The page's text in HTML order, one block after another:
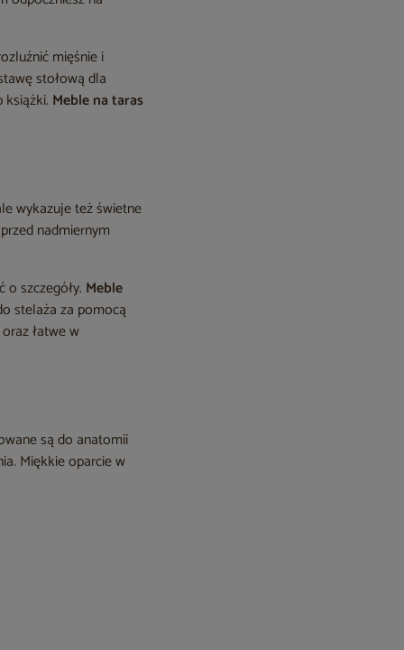
mięśnie i
stołową dla
książki. Meble na taras
wykazuje też świetne
nadmiernym
szczegóły. Meble
stelaża za pomocą
łatwe w
są do anatomii
Miękkie oparcie w